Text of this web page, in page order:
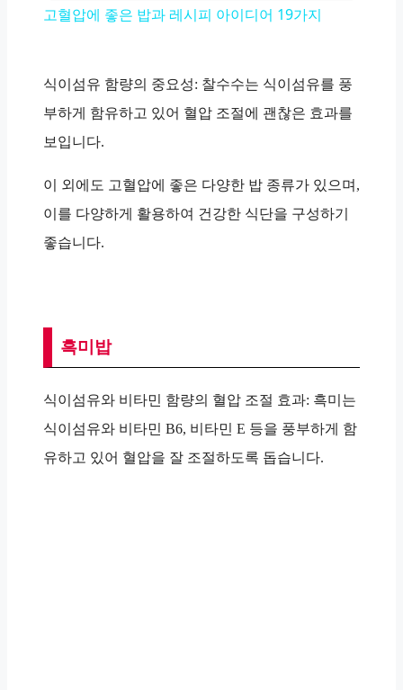
고혈압에 좋은 밥과 레시피 아이디어 19가지
식이섬유 함량의 중요성: 찰수수는 식이섬유를 풍
부하게 함유하고 있어 혈압 조절에 괜찮은 효과를
보입니다.
이 외에도 고혈압에 좋은 다양한 밥 종류가 있으며,
이를 다양하게 활용하여 건강한 식단을 구성하기
좋습니다.
흑미밥
식이섬유와 비타민 함량의 혈압 조절 효과: 흑미는
식이섬유와 비타민 B6, 비타민 E 등을 풍부하게 함
유하고 있어 혈압을 잘 조절하도록 돕습니다.